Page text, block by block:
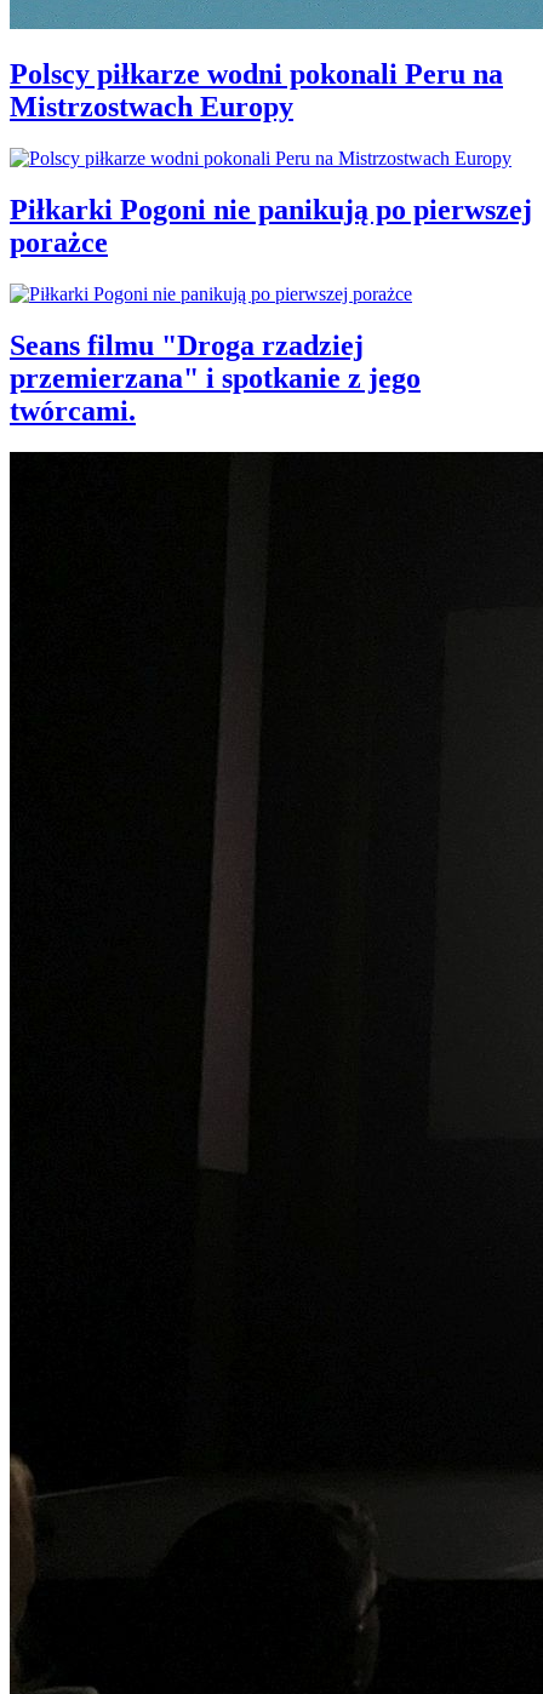
Polscy piłkarze wodni pokonali Peru na
Mistrzostwach Europy
Piłkarki Pogoni nie panikują po pierwszej
porażce
Seans filmu "Droga rzadziej
przemierzana" i spotkanie z jego
twórcami.